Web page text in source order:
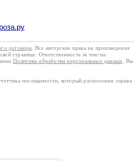
договора
. Все авторские права на произведения
странице. Ответственность за тексты
Политики обработки персональных данных
. Вы
посещаемости, который расположен справа